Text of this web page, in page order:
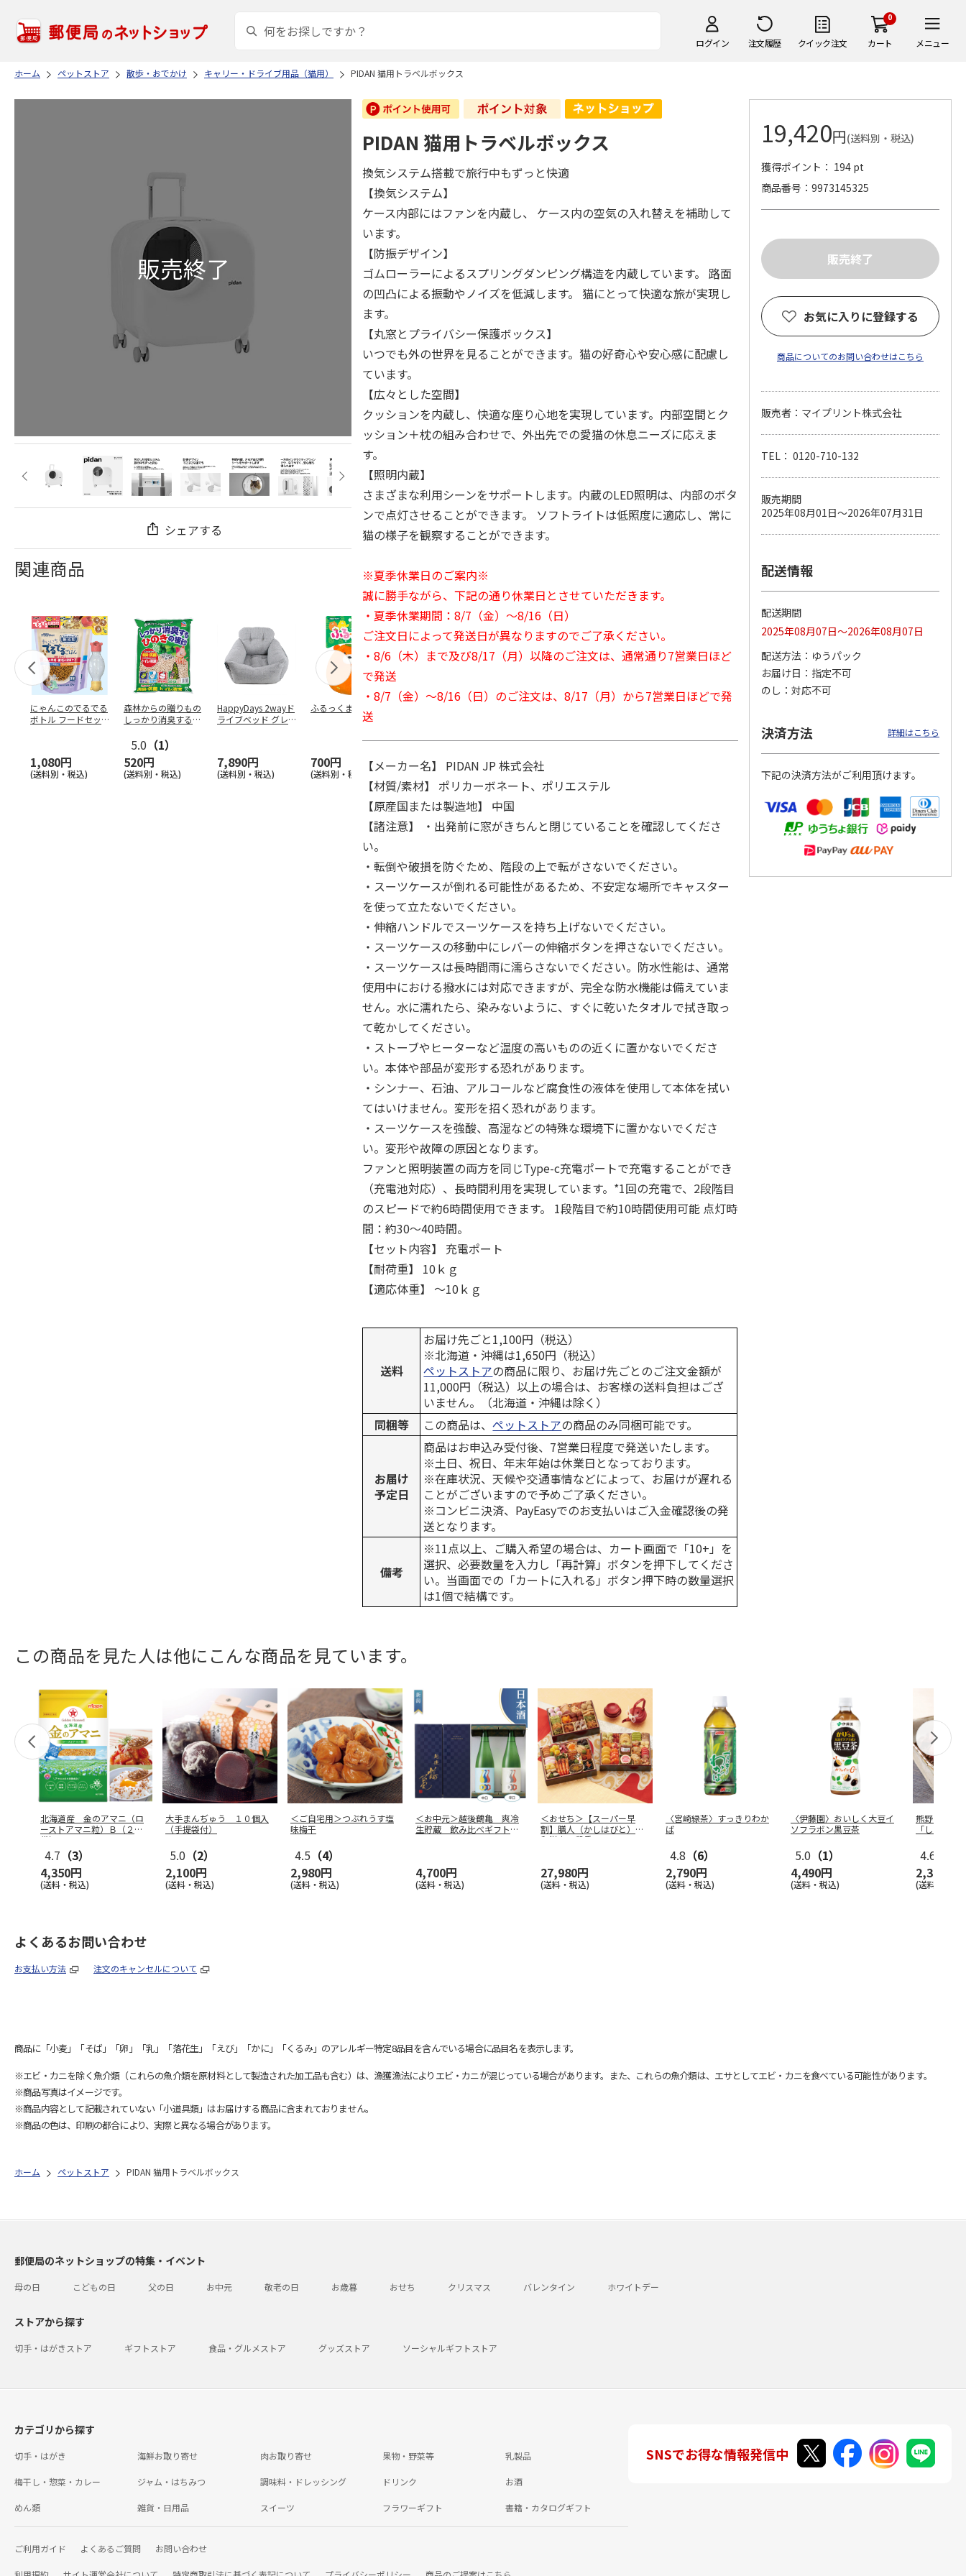
ログイン 注文履歴 クイック注文
0
カート メニュー
ホーム ペットストア 散歩・おでかけ キャリー・ドライブ用品（猫用） PIDAN 猫用トラベルボックス
シェアする
関連商品
にゃんこのでるでる
ボトル フードセッ
1,080円
(送料別・税込)
森林からの贈りもの
しっかり消臭するひ
5.0 （1）
520円
(送料別・税込)
HappyDays 2wayド
ライブベッド グレ
7,890円
(送料別・税込)
ふるっくま みかん
700円
(送料別・税込)
1,320円
(送料別・税込)
レー
1,550円
(送料別・税込)
…
おに…
ローラルの香り
(送料別・税込)
えBOX とりささ…
(送料別・税込)
PIDAN 猫用トラベルボックス
換気システム搭載で旅行中もずっと快適
【換気システム】
ケース内部にはファンを内蔵し、 ケース内の空気の入れ替えを補助して
います。
【防振デザイン】
ゴムローラーによるスプリングダンピング構造を内蔵しています。 路面
の凹凸による振動やノイズを低減します。 猫にとって快適な旅が実現し
ます。
【丸窓とプライバシー保護ボックス】
いつでも外の世界を見ることができます。猫の好奇心や安心感に配慮し
ています。
【広々とした空間】
クッションを内蔵し、快適な座り心地を実現しています。内部空間とク
ッション＋枕の組み合わせで、外出先での愛猫の休息ニーズに応えま
す。
【照明内蔵】
さまざまな利用シーンをサポートします。内蔵のLED照明は、内部のボタ
ンで点灯させることができます。 ソフトライトは低照度に適応し、常に
猫の様子を観察することができます。
※夏季休業日のご案内※
誠に勝手ながら、下記の通り休業日とさせていただきます。
・夏季休業期間：8/7（金）～8/16（日）
ご注文日によって発送日が異なりますのでご了承ください。
・8/6（木）まで及び8/17（月）以降のご注文は、通常通り7営業日ほど
で発送
・8/7（金）～8/16（日）のご注文は、8/17（月）から7営業日ほどで発
送
【メーカー名】 PIDAN JP 株式会社
【材質/素材】 ポリカーボネート、ポリエステル
【原産国または製造地】 中国
【諸注意】 ・出発前に窓がきちんと閉じていることを確認してくださ
い。
・転倒や破損を防ぐため、階段の上で転がさないでください。
・スーツケースが倒れる可能性があるため、不安定な場所でキャスター
を使って立たないでください。
・伸縮ハンドルでスーツケースを持ち上げないでください。
・スーツケースの移動中にレバーの伸縮ボタンを押さないでください。
・スーツケースは長時間雨に濡らさないでください。防水性能は、通常
使用中における撥水には対応できますが、完全な防水機能は備えていま
せん。水に濡れたら、染みないように、すぐに乾いたタオルで拭き取っ
て乾かしてください。
・ストーブやヒーターなど温度の高いものの近くに置かないでくださ
い。本体や部品が変形する恐れがあります。
・シンナー、石油、アルコールなど腐食性の液体を使用して本体を拭い
てはいけません。変形を招く恐れがあります。
・スーツケースを強酸、高湿などの特殊な環境下に置かないでくださ
い。変形や故障の原因となります。
ファンと照明装置の両方を同じType-c充電ポートで充電することができ
（充電池対応）、長時間利用を実現しています。*1回の充電で、2段階目
のスピードで約6時間使用できます。 1段階目で約10時間使用可能 点灯時
間：約30～40時間。
【セット内容】 充電ポート
【耐荷重】 10ｋｇ
【適応体重】 ～10ｋｇ
送料
お届け先ごと1,100円（税込）
※北海道・沖縄は1,650円（税込）
ペットストアの商品に限り、お届け先ごとのご注文金額が
11,000円（税込）以上の場合は、お客様の送料負担はござ
いません。（北海道・沖縄は除く）
同梱等
この商品は、ペットストアの商品のみ同梱可能です。
お届け
予定日
商品はお申込み受付後、7営業日程度で発送いたします。
※土日、祝日、年末年始は休業日となっております。
※在庫状況、天候や交通事情などによって、お届けが遅れる
ことがございますので予めご了承ください。
※コンビニ決済、PayEasyでのお支払いはご入金確認後の発
送となります。
備考
※11点以上、ご購入希望の場合は、カート画面で「10+」を
選択、必要数量を入力し「再計算」ボタンを押下してくださ
い。当画面での「カートに入れる」ボタン押下時の数量選択
は1個で結構です。
19,420円(送料別・税込)
獲得ポイント： 194 pt
商品番号
9973145325
お気に入りに登録する
商品についてのお問い合わせはこちら
販売者：マイプリント株式会社
TEL： 0120-710-132
販売期間
2025年08月01日～2026年07月31日
配送情報
配送期間
2025年08月07日～2026年08月07日
配送方法
ゆうパック
お届け日
指定不可
のし
対応不可
決済方法 詳細はこちら
下記の決済方法がご利用頂けます。
この商品を見た人は他にこんな商品を見ています。
北海道産 金のアマニ（ロ
ーストアマニ粒）Ｂ（２
袋）
4.7 （3）
4,350円
(送料・税込)
大手まんぢゅう １０個入
（手提袋付）
5.0 （2）
2,100円
(送料・税込)
＜ご自宅用＞つぶれうす塩
味梅干
4.5 （4）
2,980円
(送料・税込)
＜お中元＞越後鶴亀 爽冷
生貯蔵 飲み比べギフトセ
4,700円
(送料・税込)
＜おせち＞【スーパー早
割】膳人（かしはびと）
和洋中三段重
27,980円
(送料・税込)
〈宮崎緑茶〉すっきりわか
ば
4.8 （6）
2,790円
(送料・税込)
〈伊藤園〉おいしく大豆イ
ソフラボン黒豆茶
5.0 （1）
4,490円
(送料・税込)
熊野ファー
「しそかつ
4.6
2,300円
(送料・税込)
よくあるお問い合わせ
お支払い方法 注文のキャンセルについて
商品に「小麦」「そば」「卵」「乳」「落花生」「えび」「かに」「くるみ」のアレルギー特定8品目を含んでいる場合に品目名を表示します。
※エビ・カニを除く魚介類（これらの魚介類を原材料として製造された加工品も含む）は、漁獲漁法によりエビ・カニが混じっている場合があります。また、これらの魚介類は、エサとしてエビ・カニを食べている可能性があります。
※商品写真はイメージです。
※商品内容として記載されていない「小道具類」はお届けする商品に含まれておりません。
※商品の色は、印刷の都合により、実際と異なる場合があります。
ホーム ペットストア PIDAN 猫用トラベルボックス
郵便局のネットショップの特集・イベント
母の日 こどもの日 父の日 お中元 敬老の日 お歳暮 おせち クリスマス バレンタイン ホワイトデー
ストアから探す
切手・はがきストア ギフトストア 食品・グルメストア グッズストア ソーシャルギフトストア
カテゴリから探す
切手・はがき 海鮮お取り寄せ 肉お取り寄せ 果物・野菜等 乳製品
梅干し・惣菜・カレー ジャム・はちみつ 調味料・ドレッシング ドリンク お酒
めん類 雑貨・日用品 スイーツ フラワーギフト 書籍・カタログギフト
ご利用ガイド よくあるご質問 お問い合わせ
SNSでお得な情報発信中